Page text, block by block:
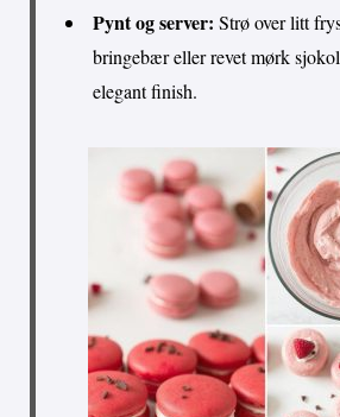
Pynt og server: Strø over litt
bringebær eller revet mørk
elegant finish.